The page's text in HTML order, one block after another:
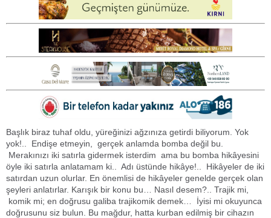
Başlık biraz tuhaf oldu, yüreğinizi ağzınıza getirdi biliyorum. Yok
yok!.. Endişe etmeyin, gerçek anlamda bomba değil bu.
Merakınızı iki satırla gidermek isterdim ama bu bomba hikâyesini
öyle iki satırla anlatamam ki.. Adı üstünde hikâye!.. Hikâyeler de iki
satırdan uzun olurlar. En önemlisi de hikâyeler genelde gerçek olan
şeyleri anlatırlar. Karışık bir konu bu… Nasıl desem?.. Trajik mi,
komik mi; en doğrusu galiba trajikomik demek… İyisi mi okuyunca
doğrusunu siz bulun. Bu mağdur, hatta kurban edilmiş bir cihazın